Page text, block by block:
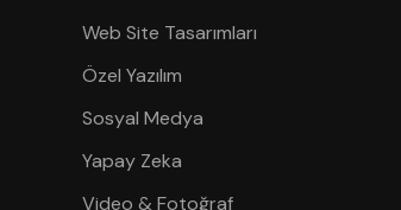
Web Site Tasarımları
Özel Yazılım
Sosyal Medya
Yapay Zeka
Video & Fotoğraf